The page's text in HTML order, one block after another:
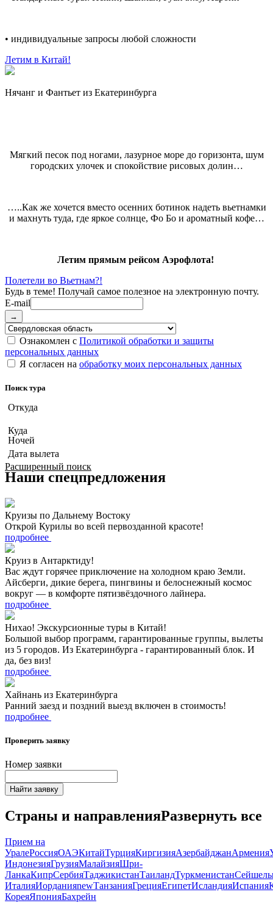
• индивидуальные запросы любой сложности
Летим в Китай!
Нячанг и Фантьет из Екатеринбурга
Мягкий песок под ногами, лазурное море до горизонта, шум
городских улочек и спокойствие рисовых долин…
…..Как же хочется вместо осенних ботинок надеть вьетнамки
и махнуть туда, где яркое солнце, Фо Бо и ароматный кофе…
Летим прямым рейсом Аэрофлота!
Полетели во Вьетнам?!
E-mail
→
Ознакомлен с Политикой обработки и защиты
персональных данных
Я согласен на обработку моих персональных данных
Поиск тура
Откуда
Куда
Дата вылета
Ночей
Расширенный поиск
Наши спецпредложения
Круизы по Дальнему Востоку
Открой Курилы во всей первозданной красоте!
подробнее
Круиз в Антарктиду!
Вас ждут горячее приключение на холодном краю Земли.
Айсберги, дикие берега, пингвины и белоснежный космос
вокруг — в комфорте пятизвёздочного лайнера.
подробнее
Нихао! Экскурсионные туры в Китай!
Большой выбор программ, гарантированные группы, вылеты
из 5 городов. Из Екатеринбурга - гарантированный блок. И
да, без виз!
подробнее
Хайнань из Екатеринбурга
Ранний заезд и поздний выезд включен в стоимость!
подробнее
Проверить заявку
Номер заявки
Найти заявку
Страны и направленияРазвернуть все
Прием на
УралеРоссияОАЭКитайТурцияКиргизияАзербайджанАрмения
ИндонезияГрузияМалайзияШри-
ЛанкаКипрСербияТаджикистанТаиландТуркменистан
ИталияИорданияnewТанзанияГрецияЕгипетИсландияИспания
КореяЯпонияБахрейн